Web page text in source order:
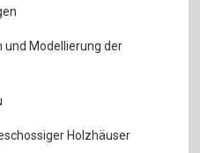
und Modellierung der
Holzhäuser